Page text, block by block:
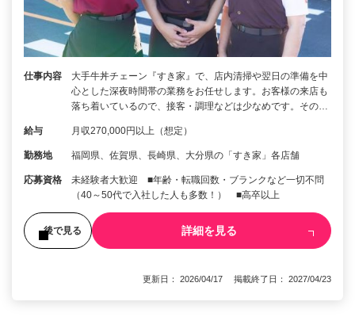
仕事内容
大手牛丼チェーン『すき家』で、店内清掃や翌日の準備を中
心とした深夜時間帯の業務をお任せします。お客様の来店も
落ち着いているので、接客・調理などは少なめです。その…
給与 月収270,000円以上（想定）
勤務地 福岡県、佐賀県、長崎県、大分県の「すき家」各店舗
応募資格
未経験者大歓迎 ■年齢・転職回数・ブランクなど一切不問
（40～50代で入社した人も多数！） ■高卒以上
後で見る 詳細を見る
更新日： 2026/04/17 掲載終了日： 2027/04/23